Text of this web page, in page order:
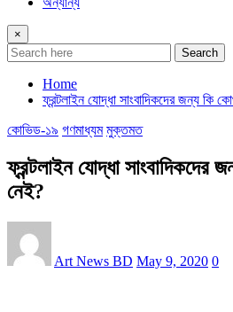
×
Search
Home
ফ্রন্টলাইন যোদ্ধা সাংবাদিকদের জন্য কি
কোভিড-১৯ গণমাধ্যম মুক্তমত
ফ্রন্টলাইন যোদ্ধা সাংবাদিকদের
নেই?
Art News BD May 9, 2020 0